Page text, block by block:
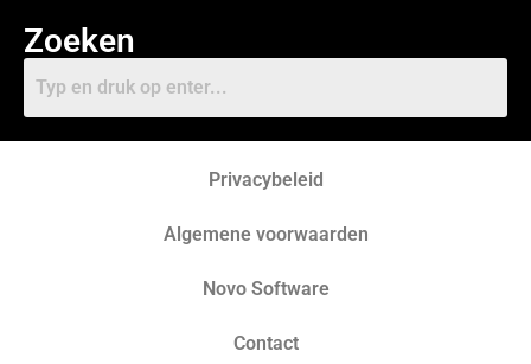
Zoeken
Privacybeleid
Algemene voorwaarden
Novo Software
Contact